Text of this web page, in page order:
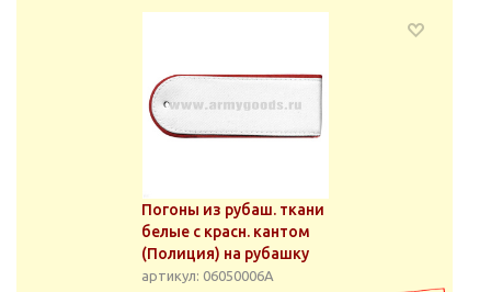
Погоны из рубаш. ткани
белые с красн. кантом
(Полиция) на рубашку
артикул: 06050006А